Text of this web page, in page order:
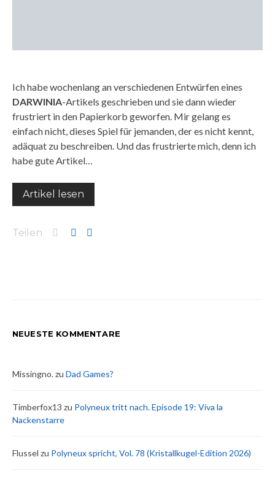
Ich habe wochenlang an verschiedenen Entwürfen eines
DARWINIA-Artikels geschrieben und sie dann wieder
frustriert in den Papierkorb geworfen. Mir gelang es
einfach nicht, dieses Spiel für jemanden, der es nicht kennt,
adäquat zu beschreiben. Und das frustrierte mich, denn ich
habe gute Artikel…
Artikel lesen
Teilen
NEUESTE KOMMENTARE
Missingno.zu Dad Games?
Timberfox13 zu Polyneux tritt nach. Episode 19: Viva la
Nackenstarre
Flussel zu Polyneux spricht, Vol. 78 (Kristallkugel-Edition 2026)